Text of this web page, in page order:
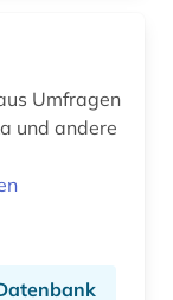
Umfragen
und andere